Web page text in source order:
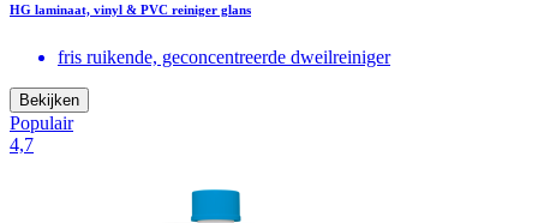
HG laminaat, vinyl & PVC reiniger glans
fris ruikende, geconcentreerde dweilreiniger
Bekijken
Populair
4,7